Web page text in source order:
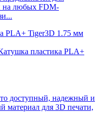
на любых FDM-
пластика PLA+
доступный, надежный и
материал для 3D печати,